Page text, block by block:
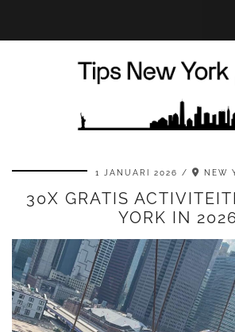
1 JANUARI 2026 NEW
30X GRATIS
YORK IN